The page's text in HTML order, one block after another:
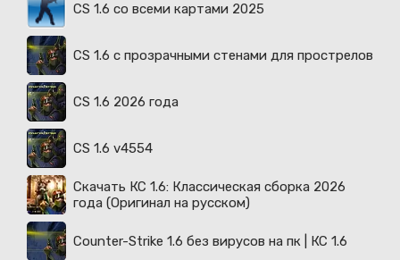
CS 1.6 со всеми картами 2025
CS 1.6 с прозрачными стенами для прострелов
CS 1.6 2026 года
CS 1.6 v4554
Скачать КС 1.6: Классическая сборка 2026
года (Оригинал на русском)
Counter-Strike 1.6 без вирусов на пк | КС 1.6